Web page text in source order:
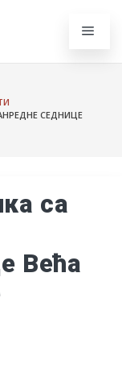
СЕДНИЦЕ
са
Већа